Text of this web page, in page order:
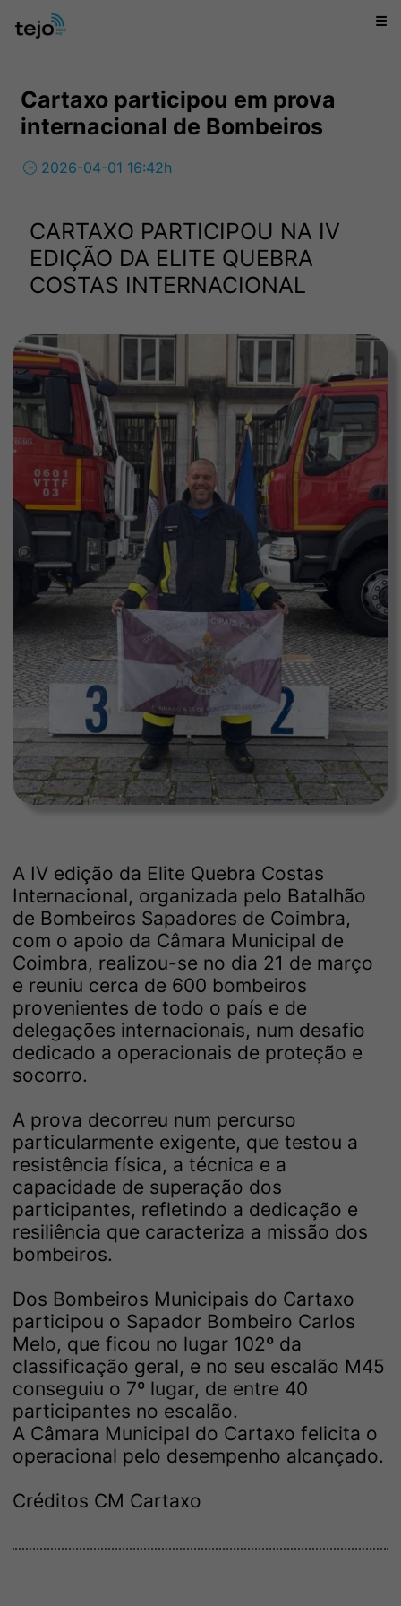
☰
Cartaxo participou em prova
internacional de Bombeiros
🕒 2026-04-01 16:42h
CARTAXO PARTICIPOU NA IV
EDIÇÃO DA ELITE QUEBRA
COSTAS INTERNACIONAL
A IV edição da Elite Quebra Costas
Internacional, organizada pelo Batalhão
de Bombeiros Sapadores de Coimbra,
com o apoio da Câmara Municipal de
Coimbra, realizou-se no dia 21 de março
e reuniu cerca de 600 bombeiros
provenientes de todo o país e de
delegações internacionais, num desafio
dedicado a operacionais de proteção e
socorro.
A prova decorreu num percurso
particularmente exigente, que testou a
resistência física, a técnica e a
capacidade de superação dos
participantes, refletindo a dedicação e
resiliência que caracteriza a missão dos
bombeiros.
Dos Bombeiros Municipais do Cartaxo
participou o Sapador Bombeiro Carlos
Melo, que ficou no lugar 102º da
classificação geral, e no seu escalão M45
conseguiu o 7º lugar, de entre 40
participantes no escalão.
A Câmara Municipal do Cartaxo felicita o
operacional pelo desempenho alcançado.
Créditos CM Cartaxo